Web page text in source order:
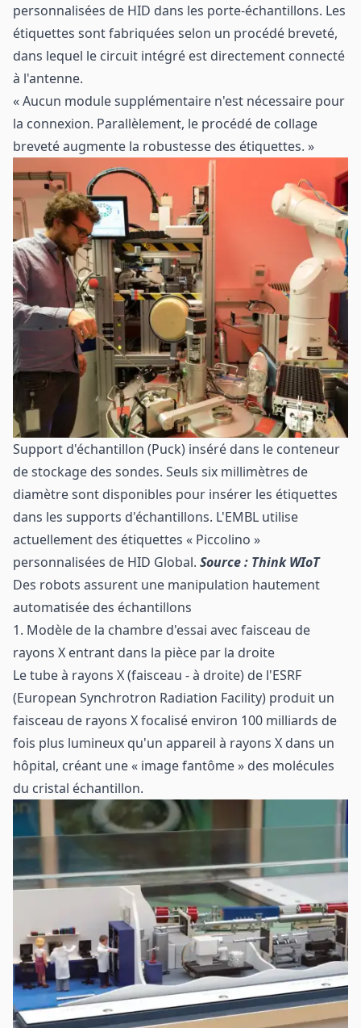
personnalisées de HID dans les porte-échantillons. Les
étiquettes sont fabriquées selon un procédé breveté,
dans lequel le circuit intégré est directement connecté
à l'antenne.
« Aucun module supplémentaire n'est nécessaire pour
la connexion. Parallèlement, le procédé de collage
breveté augmente la robustesse des étiquettes. »
Support d'échantillon (Puck) inséré dans le conteneur
de stockage des sondes. Seuls six millimètres de
diamètre sont disponibles pour insérer les étiquettes
dans les supports d'échantillons. L'EMBL utilise
actuellement des étiquettes « Piccolino »
personnalisées de HID Global. Source : Think WIoT
Des robots assurent une manipulation hautement
automatisée des échantillons
1. Modèle de la chambre d'essai avec faisceau de
rayons X entrant dans la pièce par la droite
Le tube à rayons X (faisceau - à droite) de l'ESRF
(European Synchrotron Radiation Facility) produit un
faisceau de rayons X focalisé environ 100 milliards de
fois plus lumineux qu'un appareil à rayons X dans un
hôpital, créant une « image fantôme » des molécules
du cristal échantillon.